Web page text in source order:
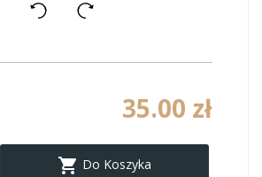
35.00 zł
 Do Koszyka